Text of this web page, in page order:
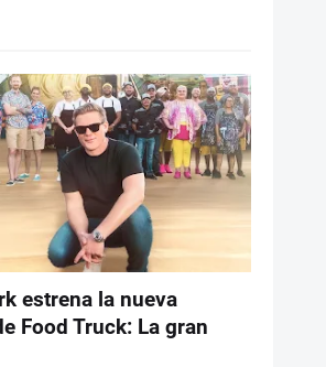
estrena la nueva
Food Truck: La gran